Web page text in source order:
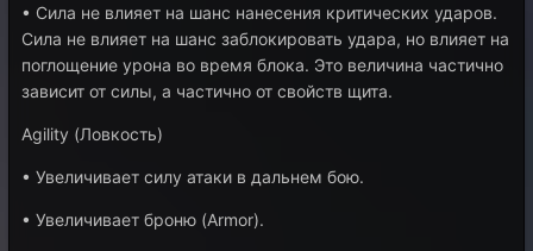
• Сила не влияет на шанс нанесения критических ударов.
Сила не влияет на шанс заблокировать удара, но влияет на
поглощение урона во время блока. Это величина частично
зависит от силы, а частично от свойств щита.
Agility (Ловкость)
• Увеличивает силу атаки в дальнем бою.
• Увеличивает броню (Armor).